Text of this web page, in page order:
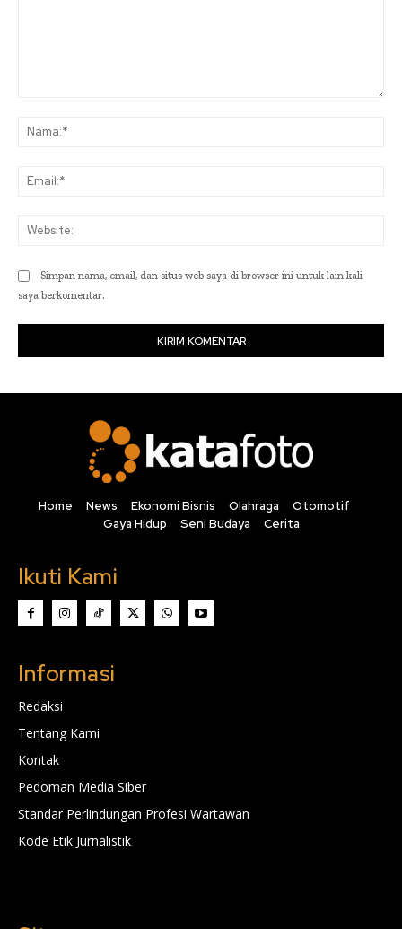
Simpan nama, email, dan situs web saya di browser ini untuk lain kali
saya berkomentar.
Home News Ekonomi Bisnis Olahraga
Otomotif
Gaya Hidup
Seni Budaya Cerita
Ikuti Kami
Informasi
Redaksi
Tentang Kami
Kontak
Pedoman Media Siber
Standar Perlindungan Profesi Wartawan
Kode Etik Jurnalistik